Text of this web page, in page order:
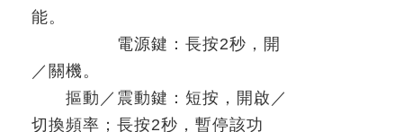
能。
電源鍵：長按2秒，開
／關機。
摳動／震動鍵：短按，開啟／
切換頻率；長按2秒，暫停該功